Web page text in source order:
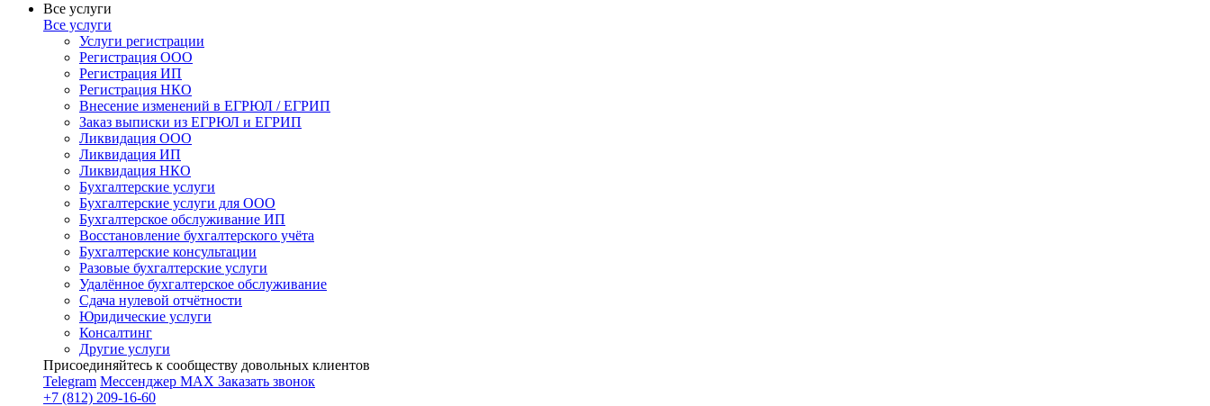
Все услуги
Все услуги
Услуги регистрации
Регистрация ООО
Регистрация ИП
Регистрация НКО
Внесение изменений в ЕГРЮЛ / ЕГРИП
Заказ выписки из ЕГРЮЛ и ЕГРИП
Ликвидация ООО
Ликвидация ИП
Ликвидация НКО
Бухгалтерские услуги
Бухгалтерские услуги для ООО
Бухгалтерское обслуживание ИП
Восстановление бухгалтерского учёта
Бухгалтерские консультации
Разовые бухгалтерские услуги
Удалённое бухгалтерское обслуживание
Сдача нулевой отчётности
Юридические услуги
Консалтинг
Другие услуги
Присоединяйтесь к сообществу довольных клиентов
Telegram Мессенджер MAX Заказать звонок
+7 (812) 209-16-60